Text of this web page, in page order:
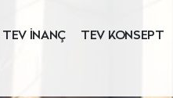
TEV İNANÇ TEV KONSEPT